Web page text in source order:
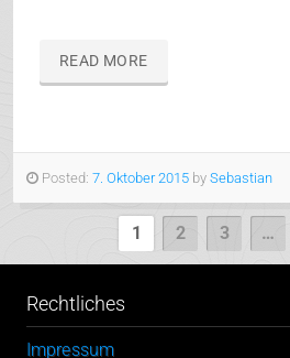
READ MORE
Posted: 7. Oktober 2015 by Sebastian
1 2 3 …
Rechtliches
Impressum